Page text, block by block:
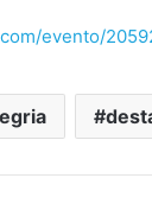
evento/